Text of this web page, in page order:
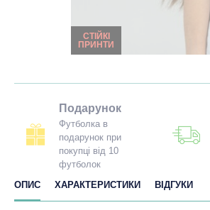
СТІЙКІ
ПРИНТИ
Подарунок
Футболка в
подарунок при
покупці від 10
футболок
ОПИС ХАРАКТЕРИСТИКИ ВІДГУКИ